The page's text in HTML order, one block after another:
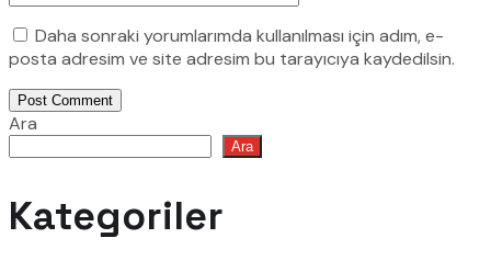
Daha sonraki yorumlarımda kullanılması için adım, e-
posta adresim ve site adresim bu tarayıcıya kaydedilsin.
Post Comment
Ara
Ara
Kategoriler